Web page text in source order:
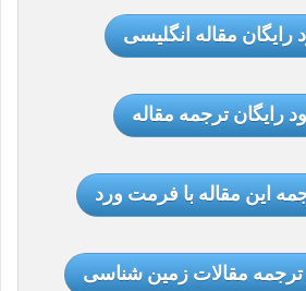
رایگان مقاله انگلیسی
رایگان ترجمه مقاله
این مقاله با فرمت ورد
مقالات زمین شناسی